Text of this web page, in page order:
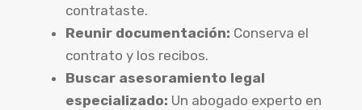
contrataste.
Reunir documentación: Conserva el
contrato y los recibos.
Buscar asesoramiento legal
especializado: Un abogado experto en